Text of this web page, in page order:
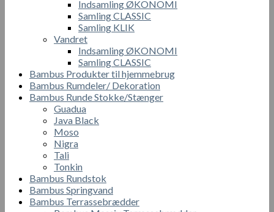
Indsamling ØKONOMI
Samling CLASSIC
Samling KLIK
Vandret
Indsamling ØKONOMI
Samling CLASSIC
Bambus Produkter til hjemmebrug
Bambus Rumdeler/ Dekoration
Bambus Runde Stokke/Stænger
Guadua
Java Black
Moso
Nigra
Tali
Tonkin
Bambus Rundstok
Bambus Springvand
Bambus Terrassebrædder